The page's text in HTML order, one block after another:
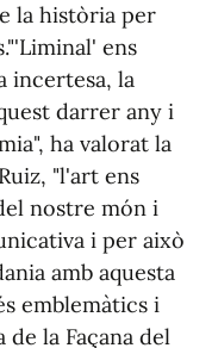
la història per
ens
incertesa, la
darrer any i
ha valorat la
"l'art ens
nostre món i
i per això
amb aquesta
emblemàtics i
de la Façana del